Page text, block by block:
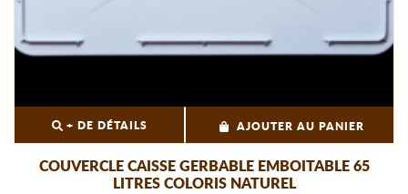
+ DE DÉTAILS AJOUTER AU PANIER
COUVERCLE CAISSE GERBABLE EMBOITABLE 65
LITRES COLORIS NATUREL